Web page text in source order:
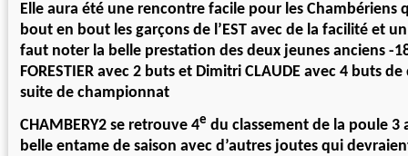
Elle aura été une rencontre facile pour les Chambériens
bout en bout les garçons de l’EST avec de la facilité et
faut noter la belle prestation des deux jeunes anciens -
FORESTIER avec 2 buts et Dimitri CLAUDE avec 4 buts
suite de championnat
CHAMBERY2 se retrouve 4e du classement de la poule 3
belle entame de saison avec d’autres joutes qui